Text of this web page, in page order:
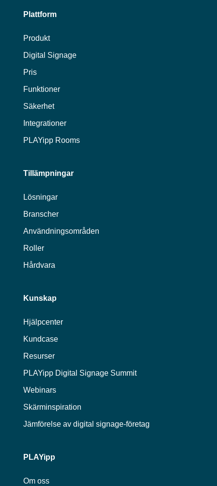
Plattform
Produkt
Digital Signage
Pris
Funktioner
Säkerhet
Integrationer
PLAYipp Rooms
Tillämpningar
Lösningar
Branscher
Användningsområden
Roller
Hårdvara
Kunskap
Hjälpcenter
Kundcase
Resurser
PLAYipp Digital Signage Summit
Webinars
Skärminspiration
Jämförelse av digital signage-företag
PLAYipp
Om oss